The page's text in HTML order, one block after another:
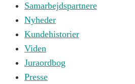
Samarbejdspartnere
Nyheder
Kundehistorier
Viden
Juraordbog
Presse